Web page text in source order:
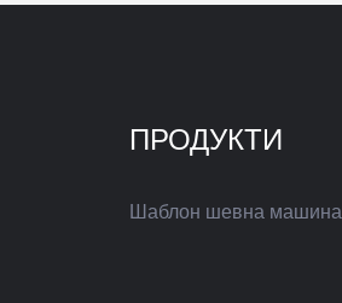
ПРОДУКТИ
Шаблон шевна машина